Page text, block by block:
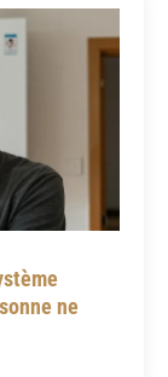
ne